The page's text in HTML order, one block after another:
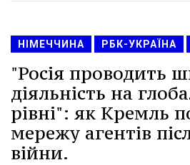
НІМЕЧЧИНА РБК-УКРАЇНА
"Росія проводить
діяльність на
рівні": як Кремль
мережу агентів
війни.